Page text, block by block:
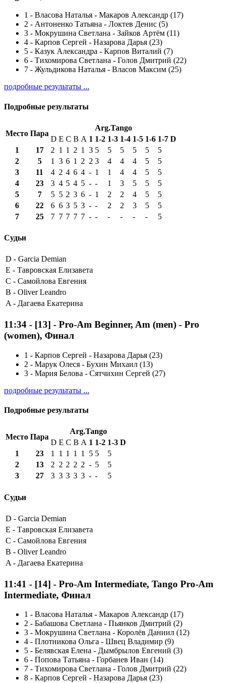
1 - Власова Наталья - Макаров Александр (17)
2 - Антоненко Татьяна - Локтев Денис (5)
3 - Мокрушина Светлана - Зайков Артём (11)
4 - Карпов Сергей - Назарова Дарья (23)
5 - Казук Александра - Карпов Виталий (7)
6 - Тихомирова Светлана - Голов Дмитрий (22)
7 - Жульдикова Наталья - Власов Максим (25)
подробные результаты ...
Подробные результаты
Место Пара
Arg.Tango
D E C B A 1 1-2 1-3 1-4 1-5 1-6 1-7 D
1
17 2 1 1 2 1 3 5 5 5 5 5
5
2
5 1 3 6 1 2 2 3 4 4 4 5
5
3
11 4 2 4 6 4 - 1 1 4 4 5
5
4
23 3 4 5 4 5 - - 1 3 5 5
5
5
7 5 5 2 3 6 - 1 2 2 4 5
5
6
22 6 6 3 5 3 - - 2 2 3 5
5
7
25 7 7 7 7 7 - - - - - - 5
Судьи
D - Garcia Demian
E - Тавровская Елизавета
C - Самойлова Евгения
B - Oliver Leandro
A - Дагаева Екатерина
11:34 - [13] - Pro-Am Beginner, Am (men) - Pro
(women), Финал
1 - Карпов Сергей - Назарова Дарья (23)
2 - Марук Олеся - Бухин Михаил (13)
3 - Мария Белова - Сятчихин Сергей (27)
подробные результаты ...
Подробные результаты
Место Пара
Arg.Tango
D E C B A 1 1-2 1-3 D
1
23 1 1 1 1 1 5 5
5
2
13 2 2 2 2 2 - 5
5
3
27 3 3 3 3 3 - - 5
Судьи
D - Garcia Demian
E - Тавровская Елизавета
C - Самойлова Евгения
B - Oliver Leandro
A - Дагаева Екатерина
11:41 - [14] - Pro-Am Intermediate, Tango Pro-Am
Intermediate, Финал
1 - Власова Наталья - Макаров Александр (17)
2 - Бабашова Светлана - Пьянков Дмитрий (2)
3 - Мокрушина Светлана - Королёв Даниил (12)
4 - Плотникова Ольга - Швец Владимир (9)
5 - Белявская Елена - Дымбрылов Евгений (3)
6 - Попова Татьяна - Горбанев Иван (14)
7 - Тихомирова Светлана - Голов Дмитрий (22)
8 - Карпов Сергей - Назарова Дарья (23)